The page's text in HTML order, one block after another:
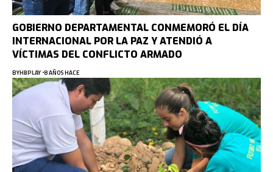
GOBIERNO DEPARTAMENTAL CONMEMORÓ EL DÍA
INTERNACIONAL POR LA PAZ Y ATENDIÓ A
VÍCTIMAS DEL CONFLICTO ARMADO
BYHBPLAY 8 AÑOS HACE